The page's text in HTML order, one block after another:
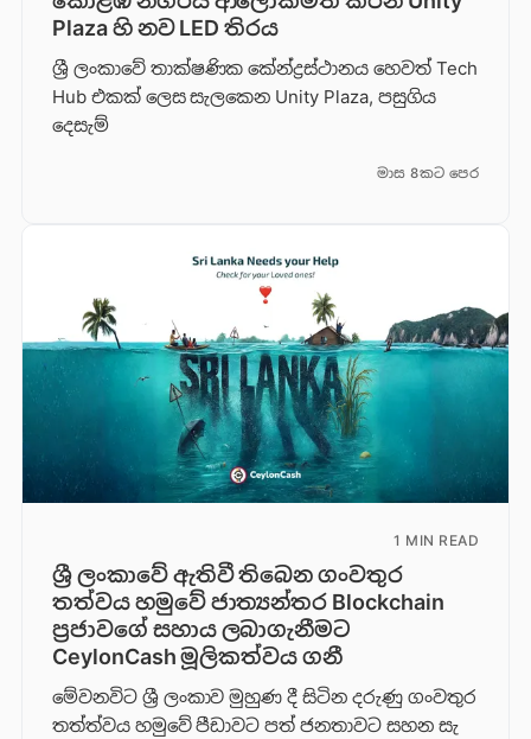
Plaza හි නව LED තිරය
ශ්‍රී ලංකාවේ තාක්ෂණික කේන්ද්‍රස්ථානය හෙවත් Tech
Hub එකක් ලෙස සැලකෙන Unity Plaza, පසුගිය
දෙසැම්
මාස 8කට පෙර
1 MIN READ
ශ්‍රී ලංකාවේ ඇතිවී තිබෙන ගංවතුර
තත්වය හමුවේ ජාත්‍යන්තර Blockchain
ප්‍රජාවගේ සහාය ලබාගැනීමට
CeylonCash මූලිකත්වය ග​නී
මේවනවිට ශ්‍රී ලංකාව මුහුණ දී සිටින දරුණු ගංවතුර
තත්ත්වය හමුවේ පීඩාවට පත් ජනතාවට සහන සැ